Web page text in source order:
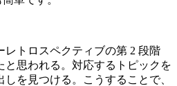
レトロスペクティブの第 2 段階
と思われる。対応するトピックを
を見つける。こうすることで、